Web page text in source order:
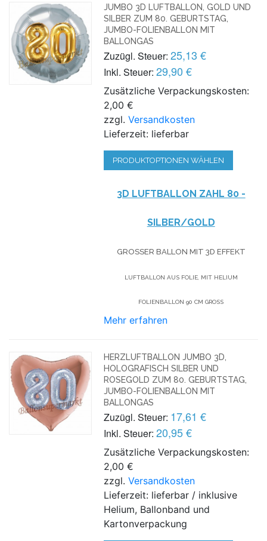
JUMBO 3D LUFTBALLON, GOLD UND
SILBER ZUM 80. GEBURTSTAG,
JUMBO-FOLIENBALLON MIT
BALLONGAS
Zuzügl. Steuer: 25,13 €
Inkl. Steuer: 29,90 €
Zusätzliche Verpackungskosten:
2,00 €
zzgl.Versandkosten
Lieferzeit: lieferbar
PRODUKTOPTIONEN WÄHLEN
3D LUFTBALLON ZAHL 80 -
SILBER/GOLD
GROSSER BALLON MIT 3D EFFEKT
LUFTBALLON AUS FOLIE, MIT HELIUM
FOLIENBALLON 90 CM GROSS
Mehr erfahren
HERZLUFTBALLON JUMBO 3D,
HOLOGRAFISCH SILBER UND
ROSEGOLD ZUM 80. GEBURTSTAG,
JUMBO-FOLIENBALLON MIT
BALLONGAS
Zuzügl. Steuer: 17,61 €
Inkl. Steuer: 20,95 €
Zusätzliche Verpackungskosten:
2,00 €
zzgl.Versandkosten
Lieferzeit: lieferbar / inklusive
Helium, Ballonband und
Kartonverpackung